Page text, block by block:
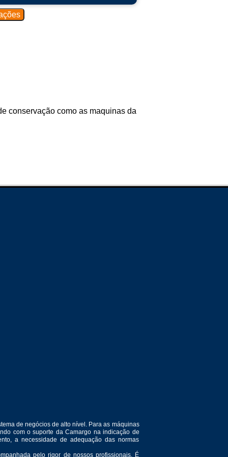
conservação como as maquinas da
de negócios de alto nível. Para as máquinas
com o suporte da Camargo na indicação de
a necessidade de adequação das normas
pelo rigor de nossos profissionais. É